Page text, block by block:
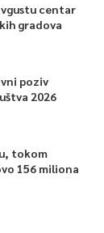
centar
gradova
poziv
2026
tokom
156 miliona